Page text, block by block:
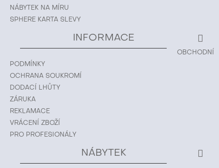
NÁBYTEK NA MÍRU
SPHERE KARTA SLEVY
INFORMACE
OBCHODNÍ
PODMÍNKY
OCHRANA SOUKROMÍ
DODACÍ LHŮTY
ZÁRUKA
REKLAMACE
VRÁCENÍ ZBOŽÍ
PRO PROFESIONÁLY
NÁBYTEK